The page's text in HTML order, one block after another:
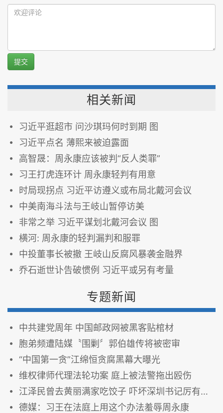
提交
相关新闻
习近平逛超市 问沙琪玛何时到期 图
习近平点名 薄熙来被迫露面
高智晟：周永康应该被判“反人类罪”
习王打虎连环计 周永康轻判有用意
时局现拐点 习近平访遵义或布局北戴河会议
中美南海斗法与王岐山暂停访美
非常之举 习近平谋划北戴河会议 图
横河: 周永康的轻判漏判和服罪
中投董事长被撤 王岐山反腐风暴袭金融界
乔石逝世讣告破惯例 习近平或另有考量
专题新闻
中共建党周年 中国邮政网被黑客贴棺材
胞弟频遭陆媒〝围剿〞郭伯雄传将被密审
“中国第一贪”江绵恒贪腐黑幕大曝光
维权律师代理法轮功案 庭上被法警拖出殴伤
江泽民曾去黄丽满家吃饺子 吓坏深圳书记厉有为 图
德媒：习王在法庭上用这个办法羞辱周永康